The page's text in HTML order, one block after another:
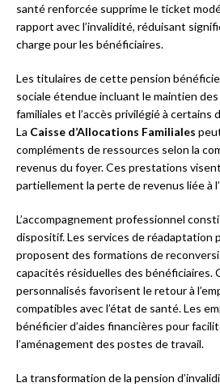
santé renforcée supprime le ticket
rapport avec l’invalidité, réduisant
charge pour les bénéficiaires.
Les titulaires de cette pension
sociale étendue incluant le maintien
familiales et l’accès privilégié à certains
La Caisse d’Allocations Familiales
compléments de ressources selon la
revenus du foyer. Ces prestations
partiellement la perte de revenus liée à
L’accompagnement professionnel
dispositif. Les services de réadaptation
proposent des formations de
capacités résiduelles des bénéficiaires.
personnalisés favorisent le retour à
compatibles avec l’état de santé. Les
bénéficier d’aides financières pour
l’aménagement des postes de travail.
La transformation de la pension